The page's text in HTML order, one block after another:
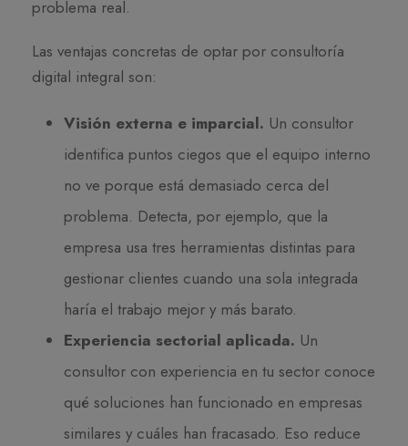
problema real.
Las ventajas concretas de optar por consultoría
digital integral son:
Visión externa e imparcial. Un consultor
identifica puntos ciegos que el equipo interno
no ve porque está demasiado cerca del
problema. Detecta, por ejemplo, que la
empresa usa tres herramientas distintas para
gestionar clientes cuando una sola integrada
haría el trabajo mejor y más barato.
Experiencia sectorial aplicada. Un
consultor con experiencia en tu sector conoce
qué soluciones han funcionado en empresas
similares y cuáles han fracasado. Eso reduce